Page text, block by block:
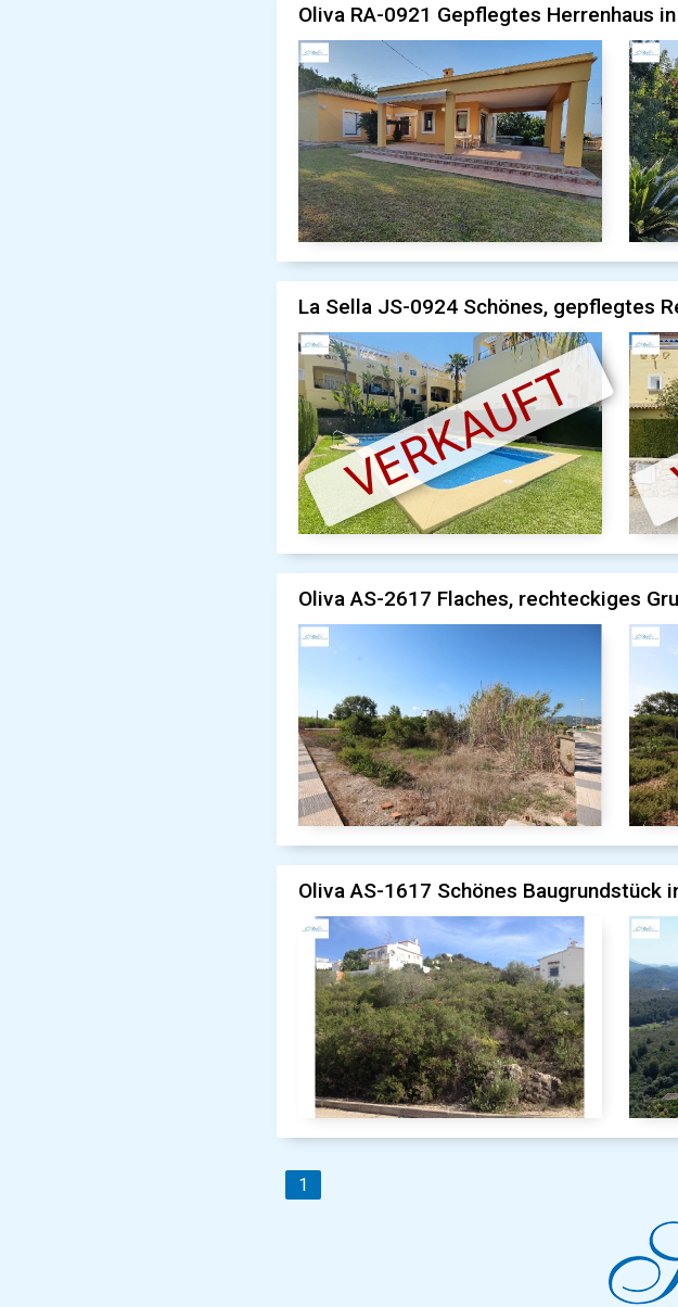
Oliva RA-0921 Gepflegtes Herrenhaus
La Sella JS-0924 Schönes, gepflegtes
VERKAUFT
Oliva AS-2617 Flaches, rechteckiges
Oliva AS-1617 Schönes Baugrundstück
1